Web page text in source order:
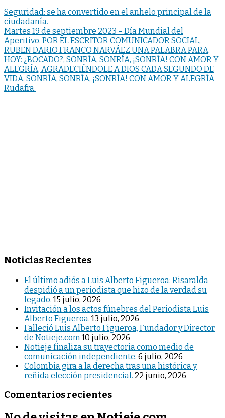
Seguridad: se ha convertido en el anhelo principal de la
ciudadanía.
Martes 19 de septiembre 2023 – Día Mundial del
Aperitivo. POR EL ESCRITOR COMUNICADOR SOCIAL,
RUBEN DARIO FRANCO NARVÁEZ UNA PALABRA PARA
HOY: ¿BOCADO?, SONRÍA, SONRÍA, ¡SONRÍA! CON AMOR Y
ALEGRÍA, AGRADECIÉNDOLE A DIOS CADA SEGUNDO DE
VIDA. SONRÍA, SONRÍA, ¡SONRÍA! CON AMOR Y ALEGRÍA –
Rudafra.
Noticias Recientes
El último adiós a Luis Alberto Figueroa: Risaralda
despidió a un periodista que hizo de la verdad su
legado. 15 julio, 2026
Invitación a los actos fúnebres del Periodista Luis
Alberto Figueroa. 13 julio, 2026
Falleció Luis Alberto Figueroa, Fundador y Director
de Notieje.com 10 julio, 2026
Notieje finaliza su trayectoria como medio de
comunicación independiente. 6 julio, 2026
Colombia gira a la derecha tras una histórica y
reñida elección presidencial. 22 junio, 2026
Comentarios recientes